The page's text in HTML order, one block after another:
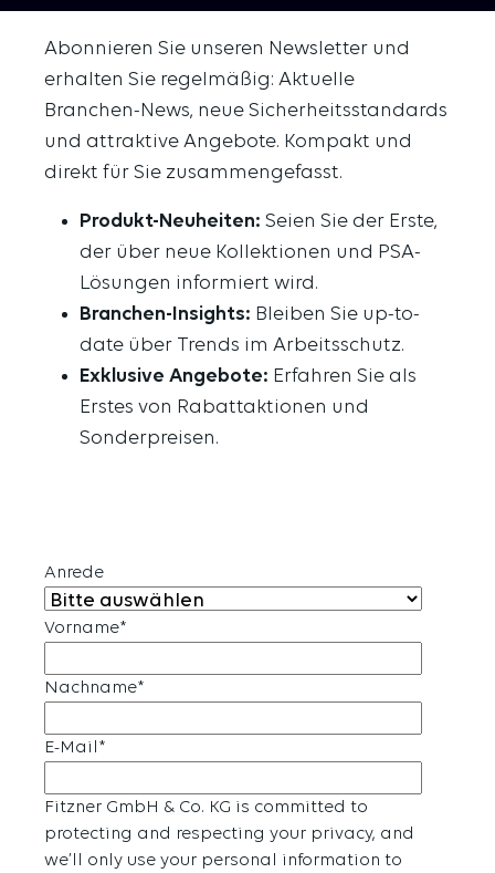
Abonnieren Sie unseren Newsletter und
erhalten Sie regelmäßig: Aktuelle
Branchen-News, neue Sicherheitsstandards
und attraktive Angebote. Kompakt und
direkt für Sie zusammengefasst.
Produkt-Neuheiten: Seien Sie der Erste,
der über neue Kollektionen und PSA-
Lösungen informiert wird.
Branchen-Insights: Bleiben Sie up-to-
date über Trends im Arbeitsschutz.
Exklusive Angebote: Erfahren Sie als
Erstes von Rabattaktionen und
Sonderpreisen.
Anrede
Vorname*
Nachname*
E-Mail *
Fitzner GmbH & Co. KG is committed to
protecting and respecting your privacy, and
we’ll only use your personal information to